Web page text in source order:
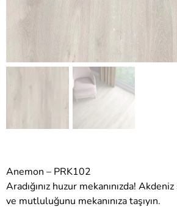
Anemon – PRK102
Aradığınız huzur mekanınızda!
ve mutluluğunu mekanınıza taşıyın.